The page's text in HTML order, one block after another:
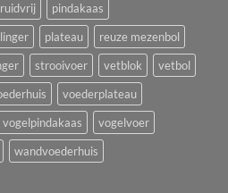
pindakaas
plateau
reuze mezenbol
strooivoer vetblok
vetbol
voederplateau
vogelpindakaas
vogelvoer
wandvoederhuis